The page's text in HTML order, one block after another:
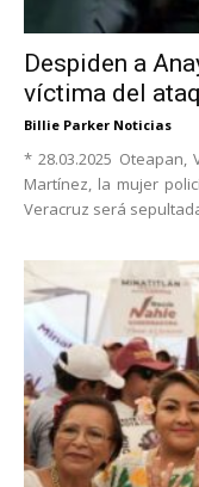
Despiden a
víctima del
Billie Parker Noticias
* 28.03.2025 Oteapan,
Martínez, la mujer
Veracruz será